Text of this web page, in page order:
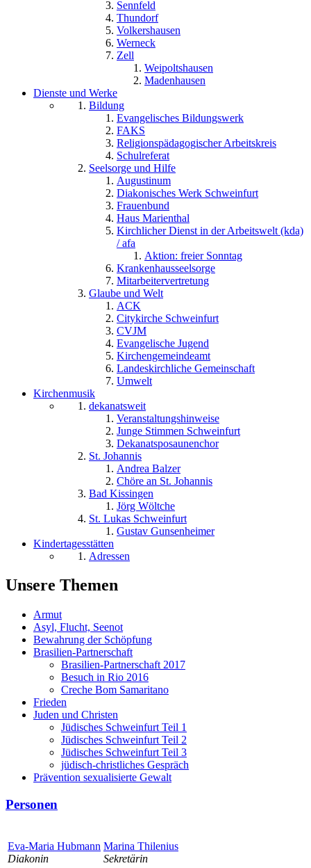
Sennfeld
Thundorf
Volkershausen
Werneck
Zell
Weipoltshausen
Madenhausen
Dienste und Werke
Bildung
Evangelisches Bildungswerk
FAKS
Religionspädagogischer Arbeitskreis
Schulreferat
Seelsorge und Hilfe
Augustinum
Diakonisches Werk Schweinfurt
Frauenbund
Haus Marienthal
Kirchlicher Dienst in der Arbeitswelt (kda)
/ afa
Aktion: freier Sonntag
Krankenhausseelsorge
Mitarbeitervertretung
Glaube und Welt
ACK
Citykirche Schweinfurt
CVJM
Evangelische Jugend
Kirchengemeindeamt
Landeskirchliche Gemeinschaft
Umwelt
Kirchenmusik
dekanatsweit
Veranstaltungshinweise
Junge Stimmen Schweinfurt
Dekanatsposaunenchor
St. Johannis
Andrea Balzer
Chöre an St. Johannis
Bad Kissingen
Jörg Wöltche
St. Lukas Schweinfurt
Gustav Gunsenheimer
Kindertagesstätten
Adressen
Unsere Themen
Armut
Asyl, Flucht, Seenot
Bewahrung der Schöpfung
Brasilien-Partnerschaft
Brasilien-Partnerschaft 2017
Besuch in Rio 2016
Creche Bom Samaritano
Frieden
Juden und Christen
Jüdisches Schweinfurt Teil 1
Jüdisches Schweinfurt Teil 2
Jüdisches Schweinfurt Teil 3
jüdisch-christliches Gespräch
Prävention sexualisierte Gewalt
Personen
Eva-Maria Hubmann
Diakonin
Marina Thilenius
Sekretärin